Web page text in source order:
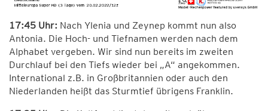
17:45 Uhr: Nach Ylenia und Zeynep kommt nun also
Antonia. Die Hoch- und Tiefnamen werden nach dem
Alphabet vergeben. Wir sind nun bereits im zweiten
Durchlauf bei den Tiefs wieder bei „A“ angekommen.
International z.B. in Großbritannien oder auch den
Niederlanden heißt das Sturmtief übrigens Franklin.